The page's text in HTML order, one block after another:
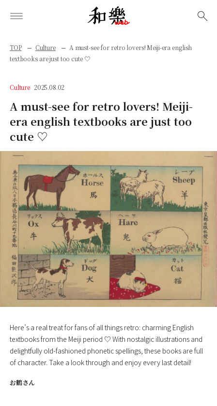
TOP Culture
A must-see for retro lovers! Meiji-era english
textbooks are just too cute ♡
Culture 2025.08.02
A must-see for retro lovers! Meiji-
era english textbooks are just too
cute ♡
Here’s a real treat for fans of all things retro: charming English
textbooks from the Meiji period ♡ With nostalgic illustrations and
delightfully old-fashioned phonetic spellings, these books are full
of character. Take a look through and enjoy every last detail!
お鶴さん